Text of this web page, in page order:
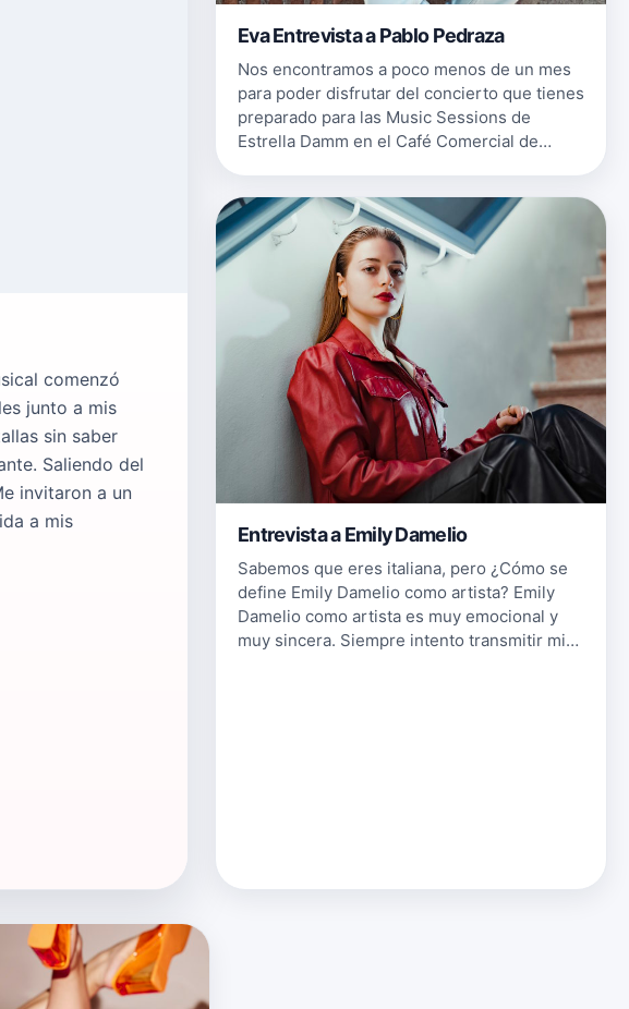
comenzó
junto a mis
sin saber
Saliendo del
invitaron a un
a mis
Eva Entrevista a Pablo Pedraza
Nos encontramos a poco menos de un mes
para poder disfrutar del concierto que tienes
preparado para las Music Sessions de
Estrella Damm en el Café Comercial de
Entrevista a Emily Damelio
Sabemos que eres italiana, pero ¿Cómo se
define Emily Damelio como artista? Emily
Damelio como artista es muy emocional y
muy sincera. Siempre intento transmitir mis